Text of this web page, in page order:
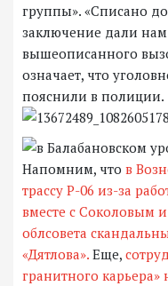
группы». «Списано
заключение дали нам
вышеописанного
означает, что
пояснили в полиции.
Напомним, что в
трассу Р-06 из-за
вместе с Соколовым
облсовета
«Дятлова». Еще,
гранитного карьера»